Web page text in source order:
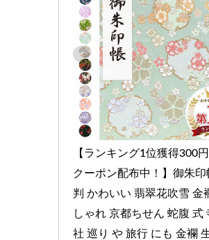
【ランキング1位獲得300
クーポン配布中！】御朱印
判 かわいい 翡翠花吹雪 金
しゃれ 京都ちせん 蛇腹 式
社 巡り や 旅行 にも 金襴